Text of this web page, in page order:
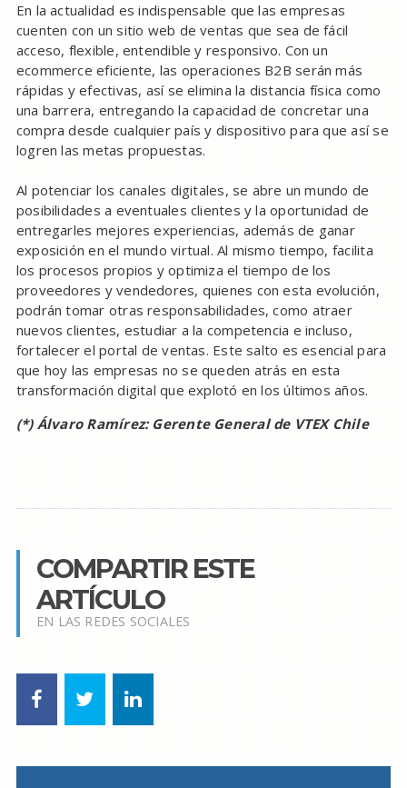
En la actualidad es indispensable que las empresas
cuenten con un sitio web de ventas que sea de fácil
acceso, flexible, entendible y responsivo. Con un
ecommerce eficiente, las operaciones B2B serán más
rápidas y efectivas, así se elimina la distancia física como
una barrera, entregando la capacidad de concretar una
compra desde cualquier país y dispositivo para que así se
logren las metas propuestas.
Al potenciar los canales digitales, se abre un mundo de
posibilidades a eventuales clientes y la oportunidad de
entregarles mejores experiencias, además de ganar
exposición en el mundo virtual. Al mismo tiempo, facilita
los procesos propios y optimiza el tiempo de los
proveedores y vendedores, quienes con esta evolución,
podrán tomar otras responsabilidades, como atraer
nuevos clientes, estudiar a la competencia e incluso,
fortalecer el portal de ventas. Este salto es esencial para
que hoy las empresas no se queden atrás en esta
transformación digital que explotó en los últimos años.
(*) Álvaro Ramírez: Gerente General de VTEX Chile
COMPARTIR ESTE
ARTÍCULO
EN LAS REDES SOCIALES